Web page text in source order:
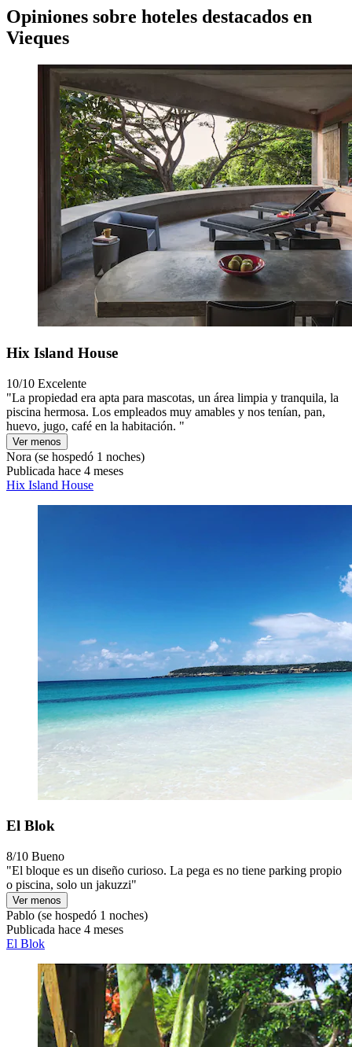
Opiniones sobre hoteles destacados en
Vieques
Hix Island House
10/10 Excelente
"La propiedad era apta para mascotas, un área limpia y tranquila, la
piscina hermosa. Los empleados muy amables y nos tenían, pan,
huevo, jugo, café en la habitación. "
Ver menos
Nora (se hospedó 1 noches)
Publicada hace 4 meses
Hix Island House
El Blok
8/10 Bueno
"El bloque es un diseño curioso. La pega es no tiene parking propio
o piscina, solo un jakuzzi"
Ver menos
Pablo (se hospedó 1 noches)
Publicada hace 4 meses
El Blok